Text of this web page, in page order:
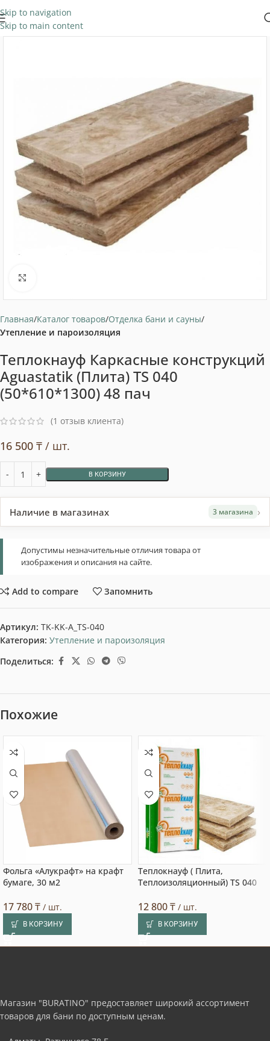
Skip to navigation
Skip to main content
Главная Каталог товаров Отделка бани и сауны
Утепление и пароизоляция
Теплокнауф Каркасные конструкций
Aguastatik (Плита) TS 040
(50*610*1300) 48 пач
(1 отзыв клиента)
16 500 ₸ / шт.
В КОРЗИНУ
Наличие в магазинах 3 магазина ›
Допустимы незначительные отличия товара от
изображения и описания на сайте.
Add to compare Запомнить
Артикул: TK-KK-A_TS-040
Категория: Утепление и пароизоляция
Поделиться:
Похожие
Фольга «Алукрафт» на крафт
бумаге, 30 м2
17 780₸ / шт.
В КОРЗИНУ
Теплокнауф ( Плита,
Теплоизоляционный) TS 040
12 800₸ / шт.
В КОРЗИНУ
Магазин "BURATINO" предоставляет широкий ассортимент
товаров для бани по доступным ценам.